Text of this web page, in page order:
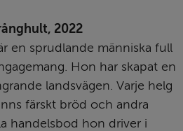
2022
en sprudlande människa full
Hon har skapat en
landsvägen. Varje helg
färskt bröd och andra
handelsbod hon driver i